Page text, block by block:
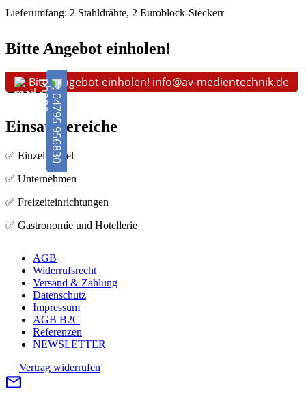
Lieferumfang: 2 Stahldrähte, 2 Euroblock-Steckerr
Bitte Angebot einholen!
Bitte Angebot einholen! info@av-medientechnik.de
Telefon
04795 956830
Einsatzbereiche
✅ Einzelhandel
✅ Unternehmen
✅ Freizeiteinrichtungen
✅ Gastronomie und Hotellerie
AGB
Widerrufsrecht
Versand & Zahlung
Datenschutz
Impressum
AGB B2C
Referenzen
NEWSLETTER
Vertrag widerrufen